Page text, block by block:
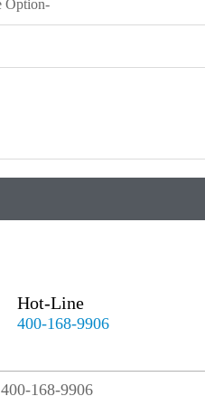
Hot-Line
400-168-9906
400-168-9906